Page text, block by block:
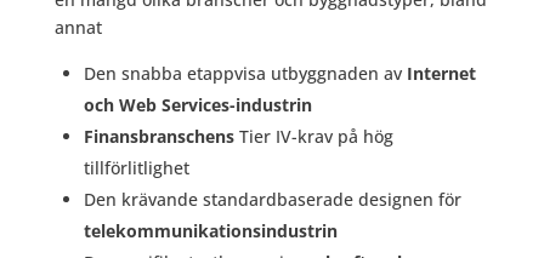
annat
Den snabba etappvisa utbyggnaden av Internet
och Web Services-industrin
FinansbranschensTier IV-krav på hög
tillförlitlighet
Den krävande standardbaserade designen för
telekommunikationsindustrin